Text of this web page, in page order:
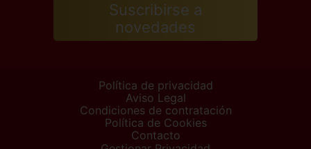
Suscribirse a
novedades
Política de privacidad
Aviso Legal
Condiciones de contratación
Política de Cookies
Contacto